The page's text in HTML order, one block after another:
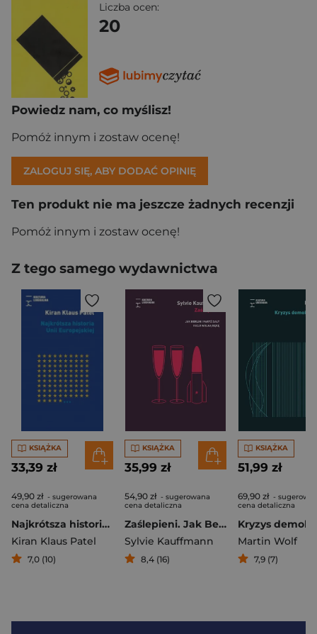
Liczba ocen:
20
Powiedz nam, co myślisz!
Pomóż innym i zostaw ocenę!
ZALOGUJ SIĘ, ABY DODAĆ OPINIĘ
Ten produkt nie ma jeszcze żadnych recenzji
Pomóż innym i zostaw ocenę!
Z tego samego wydawnictwa
KSIĄŻKA
33,39 zł
49,90 zł - sugerowana
cena detaliczna
Najkrótsza historia Unii Europejskiej
Kiran Klaus Patel
7,0 (10)
KSIĄŻKA
35,99 zł
54,90 zł - sugerowana
cena detaliczna
Zaślepieni. Jak Berlin i Paryż dały Rosji wolną rękę
Sylvie Kauffmann
8,4 (16)
KSIĄŻKA
51,99 zł
69,90 zł -
cena detaliczna
Martin Wolf
7,9 (7)